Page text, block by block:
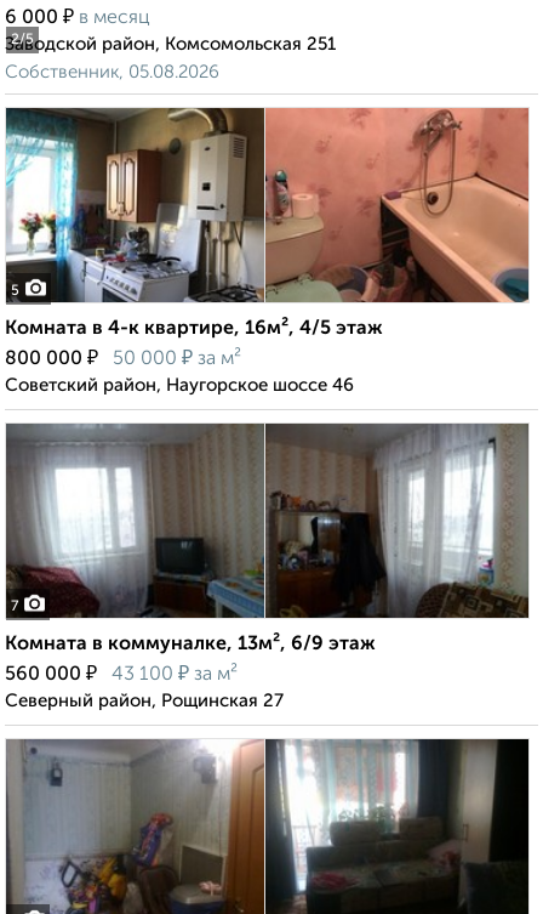
2/5
6 000 ₽ в месяц
Заводской район, Комсомольская 251
Собственник, 05.08.2026
5
Комната в 4-к квартире, 16м², 4/5 этаж
800 000 ₽ 50 000 ₽ за м²
Советский район, Наугорское шоссе 46
7
Комната в коммуналке, 13м², 6/9 этаж
560 000 ₽ 43 100 ₽ за м²
Северный район, Рощинская 27